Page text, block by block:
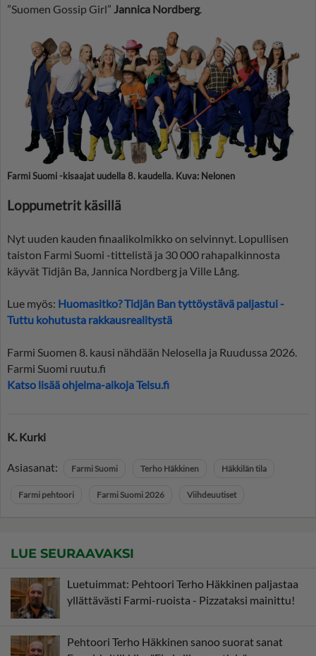
”Suomen Gossip Girl” Jannica Nordberg.
Farmi Suomi -kisaajat uudella 8. kaudella. Kuva: Nelonen
Loppumetrit käsillä
Nyt uuden kauden finaalikolmikko on selvinnyt. Lopullisen
taiston Farmi Suomi -tittelistä ja 30 000 rahapalkinnosta
käyvät Tidjân Ba, Jannica Nordberg ja Ville Lång.
Lue myös: Huomasitko? Tidjân Ban tyttöystävä paljastui -
Tuttu kohutusta rakkausrealitystä
Farmi Suomen 8. kausi nähdään Nelosella ja Ruudussa 2026.
Farmi Suomi ruutu.fi
Katso lisää ohjelma-aikoja Telsu.fi
K. Kurki
Asiasanat: Farmi Suomi Terho Häkkinen Häkkilän tila
Farmi pehtoori Farmi Suomi 2026 Viihdeuutiset
LUE SEURAAVAKSI
Luetuimmat: Pehtoori Terho Häkkinen paljastaa
yllättävästi Farmi-ruoista - Pizzataksi mainittu!
Pehtoori Terho Häkkinen sanoo suorat sanat